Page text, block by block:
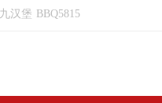
小九汉堡 BBQ5815